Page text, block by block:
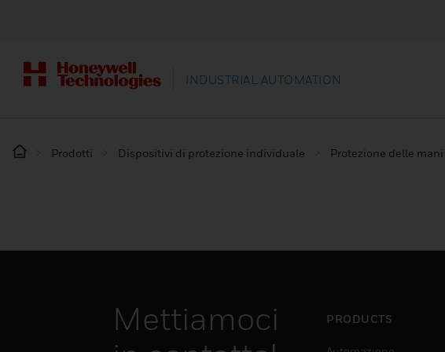
INDUSTRIAL AUTOMATION
Prodotti Dispositivi di protezione individuale Protezione delle mani
Mettiamoci
PRODUCTS